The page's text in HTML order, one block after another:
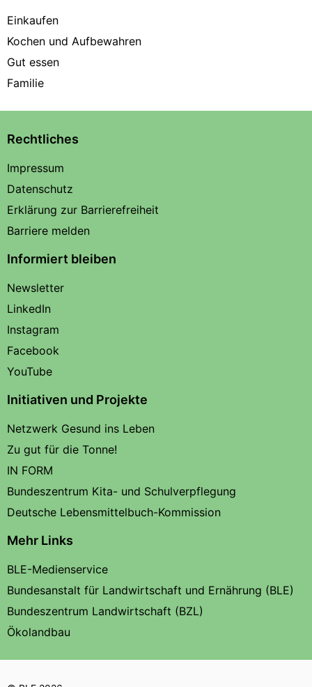
Einkaufen
Kochen und Aufbewahren
Gut essen
Familie
Rechtliches
Impressum
Datenschutz
Erklärung zur Barrierefreiheit
Barriere melden
Informiert bleiben
Newsletter
LinkedIn
Instagram
Facebook
YouTube
Initiativen und Projekte
Netzwerk Gesund ins Leben
Zu gut für die Tonne!
IN FORM
Bundeszentrum Kita- und Schulverpflegung
Deutsche Lebensmittelbuch-Kommission
Mehr Links
BLE-Medienservice
Bundesanstalt für Landwirtschaft und Ernährung (BLE)
Bundeszentrum Landwirtschaft (BZL)
Ökolandbau